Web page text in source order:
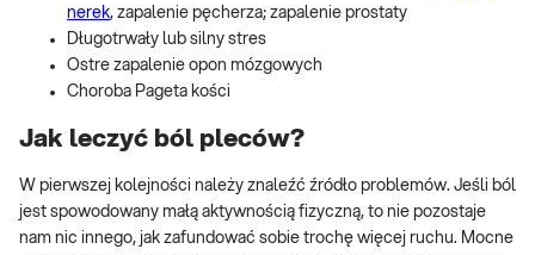
nerek, zapalenie pęcherza; zapalenie prostaty
Długotrwały lub silny stres
Ostre zapalenie opon mózgowych
Choroba Pageta kości
Jak leczyć ból pleców?
W pierwszej kolejności należy znaleźć źródło problemów. Jeśli ból
jest spowodowany małą aktywnością fizyczną, to nie pozostaje
nam nic innego, jak zafundować sobie trochę więcej ruchu. Mocne